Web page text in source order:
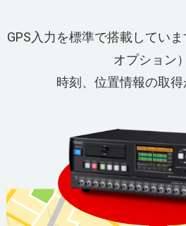
GPS入力を標準で搭載してい
オプション）
時刻、位置情報の取得